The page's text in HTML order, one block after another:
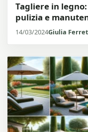
Tagliere in
pulizia e
14/03/2024Giulia